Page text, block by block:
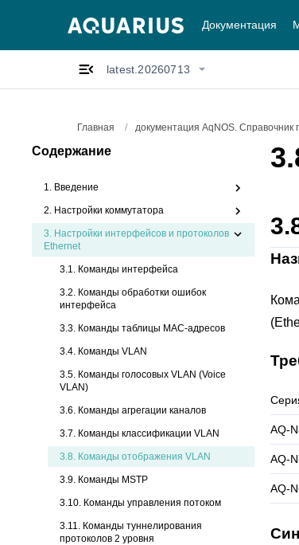
Документация
latest.20260713
Главная / документация AqNOS.
Содержание
1. Введение
2. Настройки коммутатора
3. Настройки интерфейсов и протоколов
Ethernet
3.1. Команды интерфейса
3.2. Команды обработки ошибок
интерфейса
3.3. Команды таблицы MAC-адресов
3.4. Команды VLAN
3.5. Команды голосовых VLAN (Voice
VLAN)
3.6. Команды агрегации каналов
3.7. Команды классификации VLAN
3.8. Команды отображения VLAN
3.9. Команды MSTP
3.10. Команды управления потоком
3.11. Команды туннелирования
протоколов 2 уровня
AQ-
AQ-
AQ-